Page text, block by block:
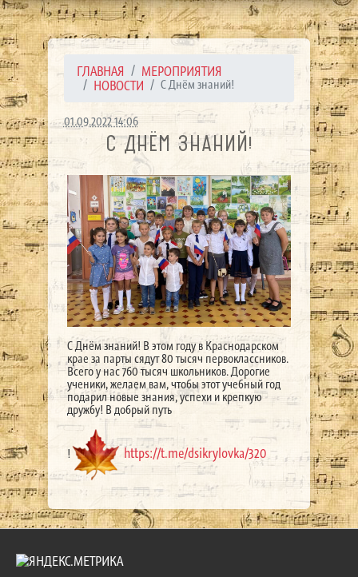
ГЛАВНАЯ
МЕРОПРИЯТИЯ
НОВОСТИ
С Днём знаний!
01.09.2022 14:06
С ДНЁМ ЗНАНИЙ!
С Днём знаний! В этом году в Краснодарском
крае за парты сядут 80 тысяч первоклассников.
Всего у нас 760 тысяч школьников. Дорогие
ученики, желаем вам, чтобы этот учебный год
подарил новые знания, успехи и крепкую
дружбу! В добрый путь
! https://t.me/dsikrylovka/320